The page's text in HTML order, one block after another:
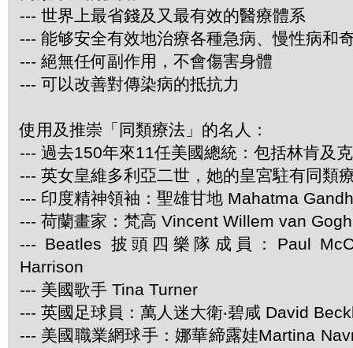
--- 世界上最省錢及又最有效的醫療體系
--- 能够安全有效地治療各種急病、慢性病和
--- 絕無任何副作用，不會傷害身體
--- 可以改善對傳染病的抵抗力
使用及推崇「同類療法」的名人：
--- 過去150年來11任美國總統：包括林肯及
--- 英女皇維多利亞二世，她的皇宮駐有同類
--- 印度精神領袖：聖雄甘地 Mahatma
--- 荷蘭畫家：梵高 Vincent Willem van Gogh
--- Beatles 披頭四樂隊成員：Paul
Harrison
--- 美國歌手 Tina Turner
--- 英國足球員：萬人迷大衛‧碧咸 David
--- 美國職業網球手：娜華締露娃Martina